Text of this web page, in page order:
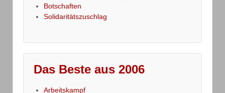
Botschaften
Solidaritätszuschlag
Das Beste aus 2006
Arbeitskampf